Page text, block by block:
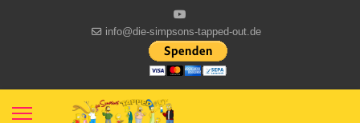
info@die-simpsons-tapped-out.de